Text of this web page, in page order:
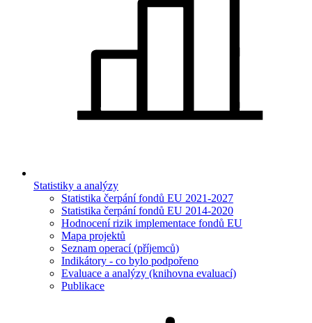
Statistiky a analýzy
Statistika čerpání fondů EU 2021-2027
Statistika čerpání fondů EU 2014-2020
Hodnocení rizik implementace fondů EU
Mapa projektů
Seznam operací (příjemců)
Indikátory - co bylo podpořeno
Evaluace a analýzy (knihovna evaluací)
Publikace